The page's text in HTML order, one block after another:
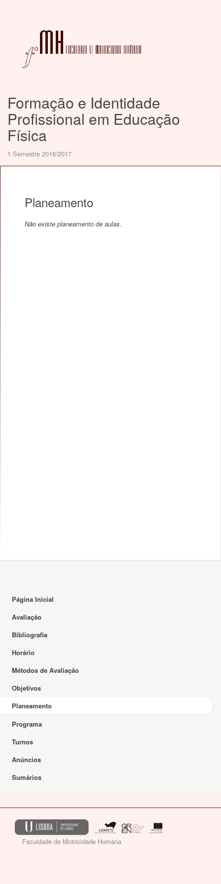
Formação e Identidade
Profissional em Educação
Física
1 Semestre 2016/2017
Planeamento
Não existe planeamento de aulas.
Página Inicial
Avaliação
Bibliografia
Horário
Métodos de Avaliação
Objetivos
Planeamento
Programa
Turnos
Anúncios
Sumários
Faculdade de Motricidade Humana